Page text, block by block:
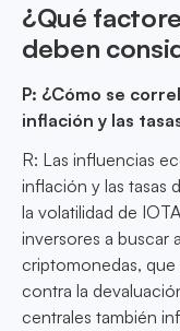
¿Qué
deben
P: ¿Cómo se
inflación y las
R: Las influencias
inflación y las tasas
la volatilidad de
inversores a buscar
criptomonedas,
contra la
centrales también